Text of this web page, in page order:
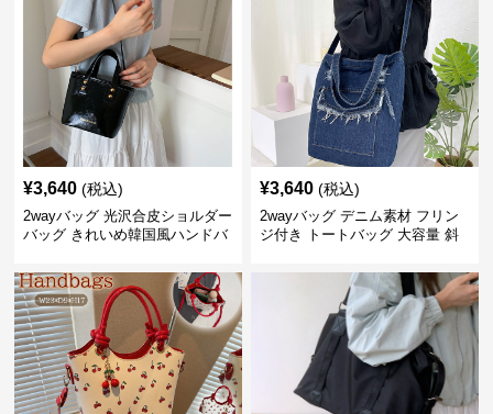
¥3,640 (税込)
2wayバッグ 光沢合皮ショルダー
バッグ きれいめ韓国風ハンドバ
¥3,640 (税込)
2wayバッグ デニム素材 フリン
ジ付き トートバッグ 大容量 斜